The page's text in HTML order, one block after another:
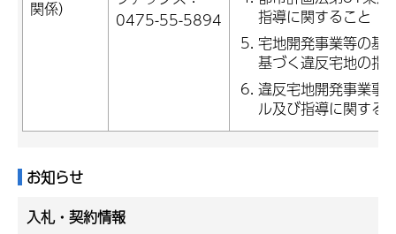
関係）
0475-55-5894
指導に関すること
宅地開発事業等の基
基づく違反宅地の指
違反宅地開発事業事
ル及び指導に関する
お知らせ
入札・契約情報